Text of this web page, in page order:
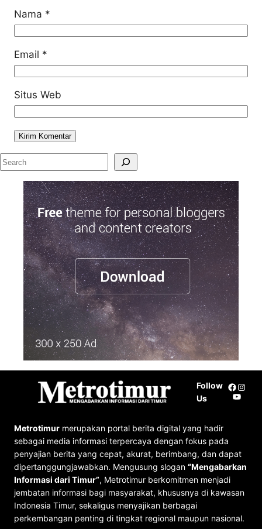
Nama *
Email *
Situs Web
S
Follow
Us
Metrotimur merupakan portal berita digital yang hadir
sebagai media informasi terpercaya dengan fokus pada
penyajian berita yang cepat, akurat, berimbang, dan dapat
dipertanggungjawabkan. Mengusung slogan “Mengabarkan
Informasi dari Timur”, Metrotimur berkomitmen menjadi
jembatan informasi bagi masyarakat, khususnya di kawasan
Indonesia Timur, sekaligus menyajikan berbagai
perkembangan penting di tingkat regional maupun nasional.